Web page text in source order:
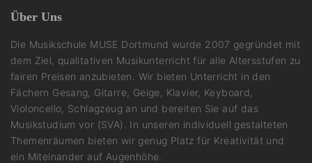
Über Uns
Die Musikschule MUSE Dortmund wurde 2007 gegründet mit
dem Ziel, qualitativen Musikunterricht für alle Altersstufen zu
fairen Preisen anzubieten. Wir bieten Unterricht in den
Fächern Gesang, Gitarre, Geige, Klavier, Keyboard,
Violoncello, Schlagzeug an und bereiten Sie auf das
Musikstudium vor (SVA). In unseren individuell gestalteten
Themenräumen bieten wir genug Platz für Kreativität und
ein Miteinander auf Augenhöhe.